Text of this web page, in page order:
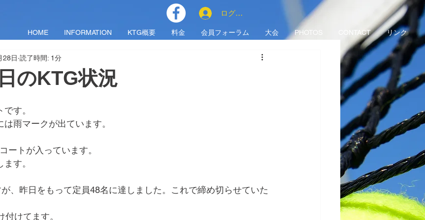
HOME INFORMATION KTG概要 料金 会員フォーラム 大会 PHOTOS CONTACT リンク
ログイン
のKTG状況
28日 読了時間: 1分
す。
雨マークが出ています。
ートが入っています。
す。
、昨日をもって定員48名に達しました。これで締め切らせていた
けてます。